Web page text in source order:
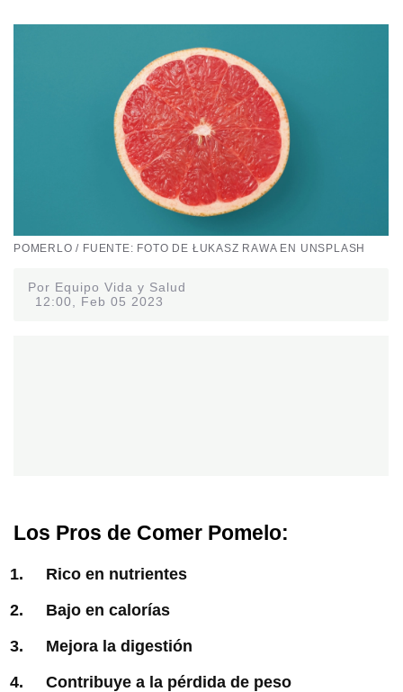
POMERLO / FUENTE: FOTO DE ŁUKASZ RAWA EN UNSPLASH
Por Equipo Vida y Salud
12:00, Feb 05 2023
Los Pros de Comer Pomelo:
Rico en nutrientes
Bajo en calorías
Mejora la digestión
Contribuye a la pérdida de peso